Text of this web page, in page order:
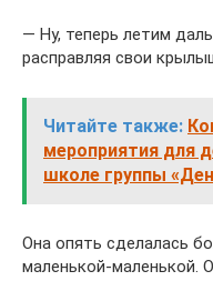
— Ну, теперь летим
расправляя свои
Читайте также:
мероприятия для
школе группы
Она опять сделалась
маленькой-маленькой.